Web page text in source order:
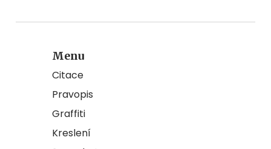
Menu
Citace
Pravopis
Graffiti
Kreslení